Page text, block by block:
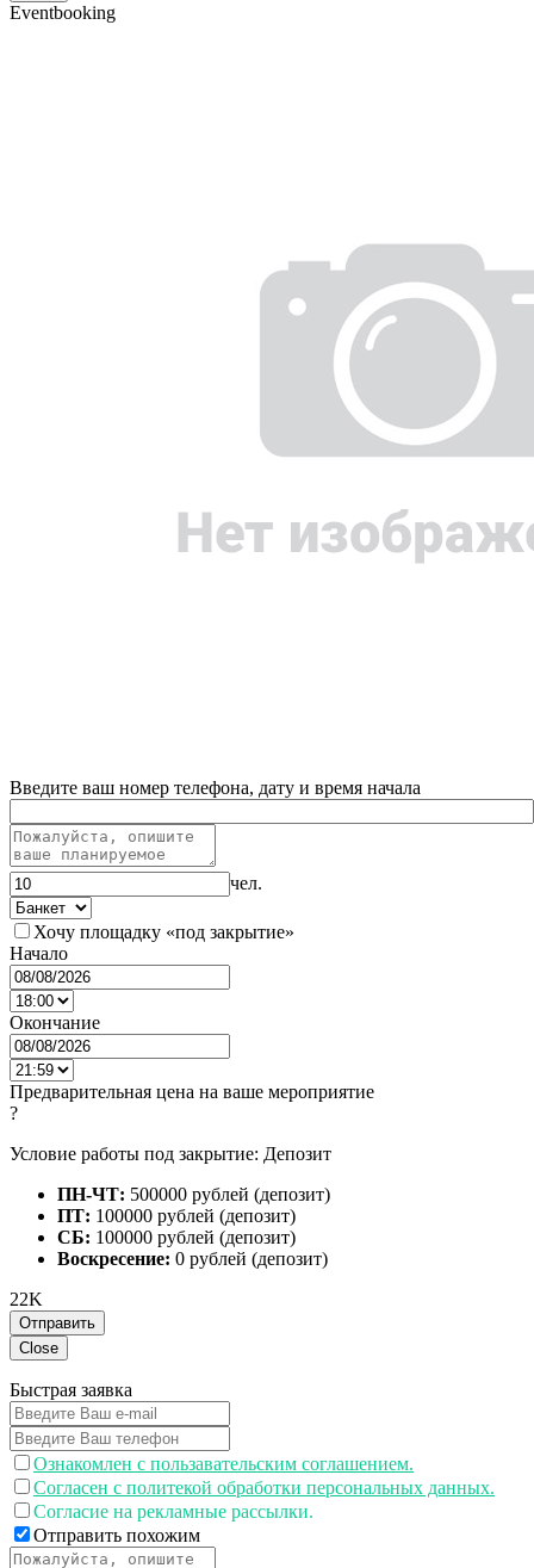
Eventbooking
Введите ваш номер телефона, дату и время начала
чел.
Хочу площадку «под закрытие»
Начало
Окончание
Предварительная цена на ваше мероприятие
?
Условие работы под закрытие: Депозит
ПН-ЧТ: 500000 рублей (депозит)
ПТ: 100000 рублей (депозит)
СБ: 100000 рублей (депозит)
Воскресение: 0 рублей (депозит)
22K
Отправить
Close
Быстрая заявка
Ознакомлен с пользавательским соглашением.
Согласен с политекой обработки персональных данных.
Согласие на рекламные рассылки.
Отправить похожим